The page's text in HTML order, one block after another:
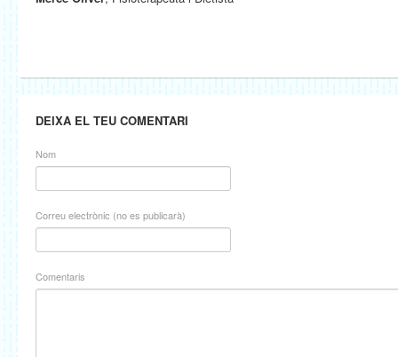
DEIXA EL TEU COMENTARI
Nom
Correu electrònic (no es publicarà)
Comentaris